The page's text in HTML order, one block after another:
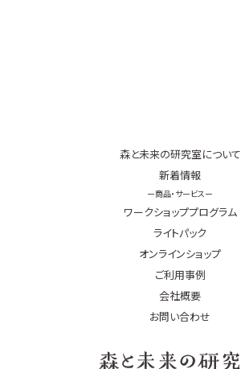
森と未来の研究室について
新着情報
ワークショッププログラム
ライトパック
オンラインショップ
ご利用事例
会社概要
お問い合わせ